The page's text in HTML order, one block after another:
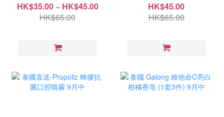
HK$35.00 ~ HK$45.00
HK$65.00
HK$45.00
HK$65.00